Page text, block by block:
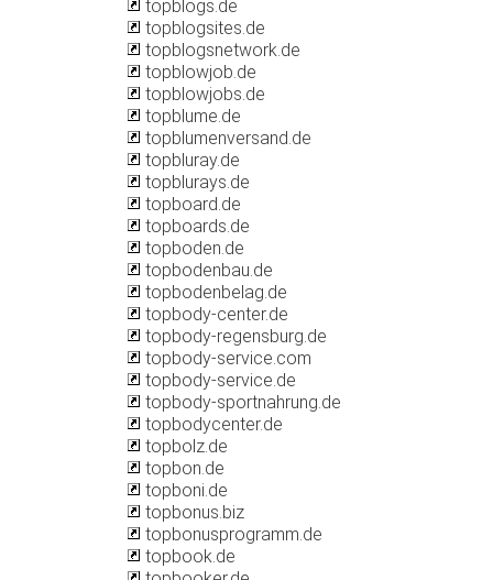
topblogs.de
topblogsites.de
topblogsnetwork.de
topblowjob.de
topblowjobs.de
topblume.de
topblumenversand.de
topbluray.de
topblurays.de
topboard.de
topboards.de
topboden.de
topbodenbau.de
topbodenbelag.de
topbody-center.de
topbody-regensburg.de
topbody-service.com
topbody-service.de
topbody-sportnahrung.de
topbodycenter.de
topbolz.de
topbon.de
topboni.de
topbonus.biz
topbonusprogramm.de
topbook.de